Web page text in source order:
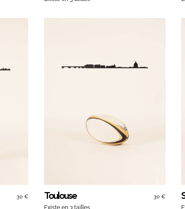
30 € Toulouse 30 €
Existe en 3 tailles